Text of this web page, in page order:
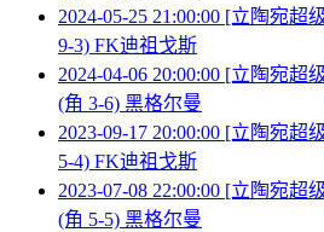
2024-05-25 21:00:00 [立陶宛超
9-3) FK迪祖戈斯
2024-04-06 20:00:00 [立陶宛超
(角 3-6) 黑格尔曼
2023-09-17 20:00:00 [立陶宛超
5-4) FK迪祖戈斯
2023-07-08 22:00:00 [立陶宛超
(角 5-5) 黑格尔曼